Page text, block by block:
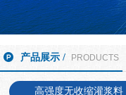
产品展示 / PRODUCTS
高强度无收缩灌浆料